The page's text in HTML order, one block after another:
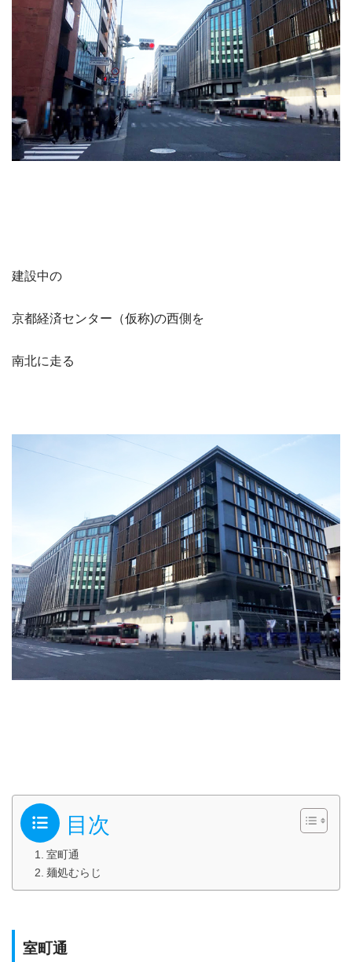
建設中の
京都経済センター（仮称)の西側を
南北に走る
目次
室町通
麺処むらじ
室町通